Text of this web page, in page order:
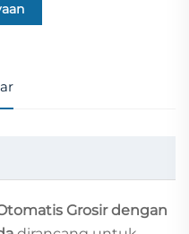
Grosir dengan